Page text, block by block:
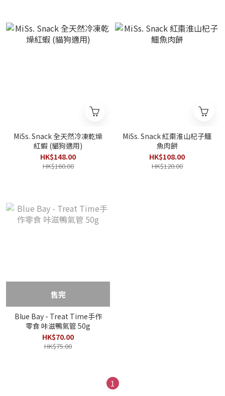
MiSs. Snack 全天然冷凍乾燥
紅蝦 (貓狗適用)
HK$148.00
HK$160.00
MiSs. Snack 紅棗淮山杞子鱷
魚肉餅
HK$108.00
HK$120.00
售完
Blue Bay - Treat Time手作
零食 咔滋鴨氣管 50g
HK$70.00
HK$75.00
1